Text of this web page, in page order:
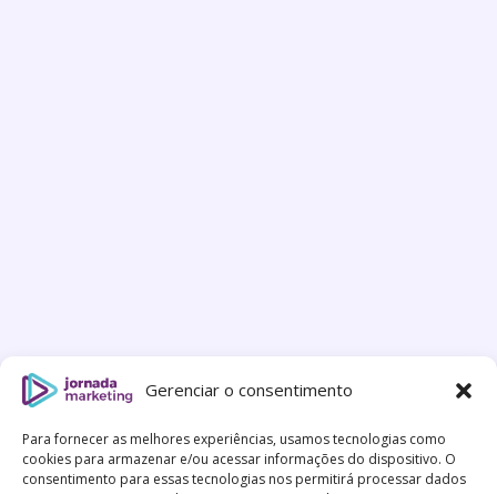
Gerenciar o consentimento
Para fornecer as melhores experiências, usamos tecnologias como
cookies para armazenar e/ou acessar informações do dispositivo. O
consentimento para essas tecnologias nos permitirá processar dados